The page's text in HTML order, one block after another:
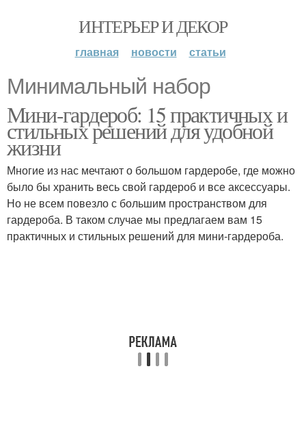
ИНТЕРЬЕР И ДЕКОР
главная новости статьи
Минимальный набор
Мини-гардероб: 15 практичных и
стильных решений для удобной
жизни
Многие из нас мечтают о большом гардеробе, где можно
было бы хранить весь свой гардероб и все аксессуары.
Но не всем повезло с большим пространством для
гардероба. В таком случае мы предлагаем вам 15
практичных и стильных решений для мини-гардероба.